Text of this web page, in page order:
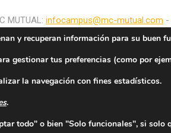
MUTUAL: infocampus@mc-mutual.com -
y recuperan información para su buen
gestionar tus preferencias (como por
la navegación con fines estadísticos.
.
todo" o bien "Solo funcionales", si solo